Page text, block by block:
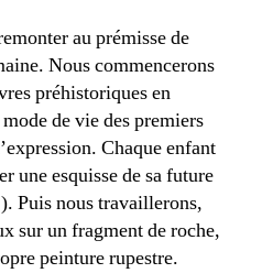
au prémisse de
Nous commencerons
préhistoriques en
de vie des premiers
Chaque enfant
une esquisse de sa future
Puis nous travaillerons,
sur un fragment de roche,
peinture rupestre.